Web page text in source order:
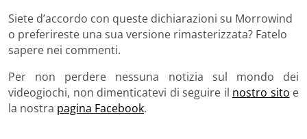
Siete d’accordo con queste dichiarazioni su Morrowind
o preferireste una sua versione rimasterizzata? Fatelo
sapere nei commenti.
Per non perdere nessuna notizia sul mondo dei
videogiochi, non dimenticatevi di seguire il nostro sito e
la nostra pagina Facebook.